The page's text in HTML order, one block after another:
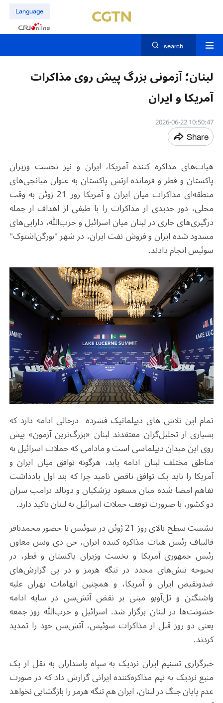
Language
search
لبنان؛ آزمونی بزرگ پیش روی مذاکرات
آمریکا و ایران
10:50:47 2026-06-22
Share
هیات‌های مذاکره کننده آمریکا، ایران و نیز نخست وزیران
پاکستان و قطر و فرمانده ارتش پاکستان به عنوان میانجی‌های
منطقه‌ای مذاکرات میان ایران و آمریکا روز 21 ژوئن به وقت
محلی، دور جدیدی از مذاکرات را با طیفی از اهداف از جمله
درگیری‌های جاری در لبنان میان اسرائیل و حزب‌الله، دارایی‌های
مسدود شده ایران و فروش نفت ایران، در شهر "بورگن‌اشتوک"
سوئیس انجام دادند.
تمام این تلاش های دیپلماتیک فشرده درحالی ادامه دارد که
بسیاری از تحلیل‌گران معتقدند لبنان «بزرگ‌ترین آزمون» پیش
روی این میدان دیپلماسی است و مادامی که حملات اسرائیل به
مناطق مختلف لبنان ادامه یابد، هرگونه توافق میان ایران و
آمریکا را باید یک توافق ناقص نامید چرا که بند اول یادداشت
تفاهم امضا شده میان مسعود پزشکیان و دونالد ترامپ سران
دو کشور، با ضرورت توقف حملات اسرائیل به لبنان تاکید دارد.
نشست سطح بالای روز 21 ژوئن در سوئیس با حضور محمدباقر
قالیباف رئیس هیات مذاکره کننده ایران، جی دی ونس معاون
رئیس جمهوری آمریکا و نخست وزیران پاکستان و قطر، در
بحبوحه تنش‌های مجدد در تنگه هرمز و در پی گزارش‌های
ضدونقیض ایران و آمریکا، و همچنین اتهامات تهران علیه
واشنگتن و تل‌آویو مبنی بر نقض آتش‌بس در سایه ادامه
خشونت‌ها در لبنان برگزار شد. اسرائیل و حزب‌الله روز جمعه
یعنی دو روز قبل از مذاکرات سوئیس، آتش‌بس خود را تمدید
کردند.
خبرگزاری تسنیم ایران نزدیک به سپاه پاسداران به نقل از یک
منبع نزدیک به تیم مذاکره‌کننده ایرانی گزارش داد که در صورت
عدم پایان جنگ در لبنان، ایران هم تنگه هرمز را بازگشایی نخواهد